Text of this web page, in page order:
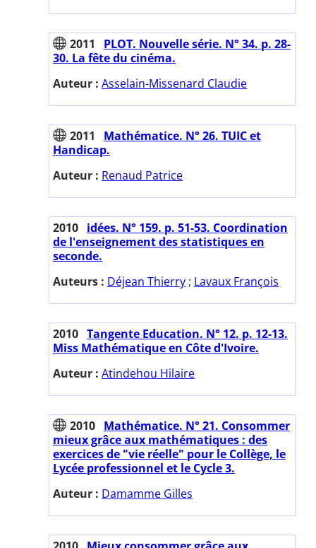
2011
PLOT. Nouvelle série. N° 34. p. 28-
30. La fête du cinéma.
Auteur : Asselain-Missenard Claudie
2011
Mathématice. N° 26. TUIC et
Handicap.
Auteur : Renaud Patrice
2010 idées. N° 159. p. 51-53. Coordination
de l'enseignement des statistiques en
seconde.
Auteurs : Déjean Thierry ; Lavaux François
2010 Tangente Education. N° 12. p. 12-13.
Miss Mathématique en Côte d'Ivoire.
Auteur : Atindehou Hilaire
2010 Mathématice. N° 21. Consommer
mieux grâce aux mathématiques : des
exercices de "vie réelle" pour le Collège, le
Lycée professionnel et le Cycle 3.
Auteur : Damamme Gilles